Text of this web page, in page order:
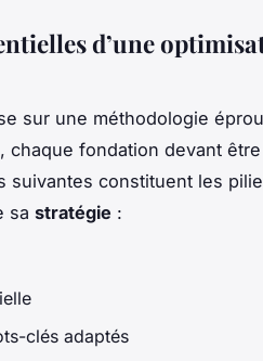
d’une
sur une méthodologie
chaque fondation devant
suivantes constituent les
sa stratégie :
clés adaptés